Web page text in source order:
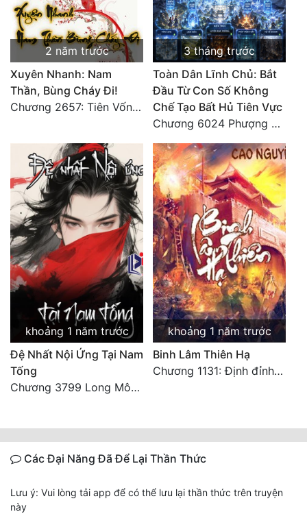
2 năm trước
Xuyên Nhanh: Nam
Thần, Bùng Cháy Đi!
Chương 2657: Tiên Vốn Vô Lương (15). HẾT.
3 tháng trước
Toàn Dân Lĩnh Chủ: Bắt
Đầu Từ Con Số Không
Chế Tạo Bất Hủ Tiên Vực
Chương 6024 Phượng Tổ giúp ta! Mở lại luân hồi!
khoảng 1 năm trước
Đệ Nhất Nội Ứng Tại Nam
Tống
Chương 3799 Long Môn Thập Lục, Cô Đỉnh Ánh Sáng Mặt Trời
khoảng 1 năm trước
Binh Lâm Thiên Hạ
Chương 1131: Định đỉnh thiên hạ (HẾT)
Các Đại Năng Đã Để Lại Thần Thức
Lưu ý: Vui lòng tải app để có thể lưu lại thần thức trên truyện
này